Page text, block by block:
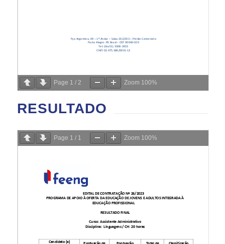
Page 1 / 2 Zoom 100%
RESULTADO
Page 1 / 1 Zoom 100%